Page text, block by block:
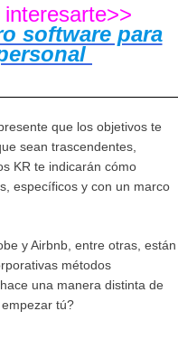
software para
que los objetivos te
sean trascendentes,
KR te indicarán cómo
específicos y con un marco
y Airbnb, entre otras, están
métodos
hace una manera distinta de
tú?